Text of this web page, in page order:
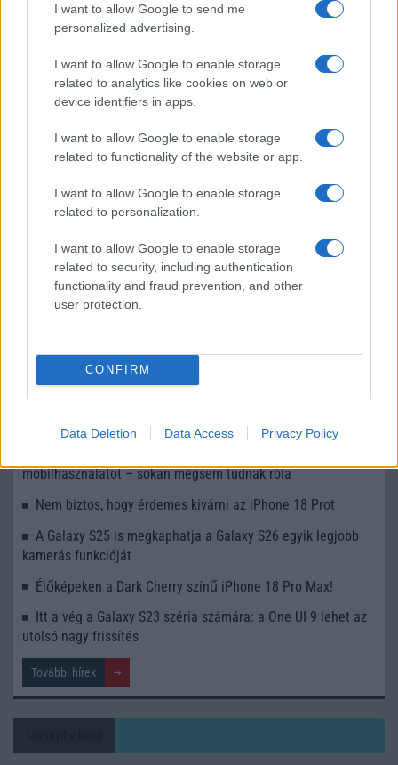
I want to allow Google to send me
personalized advertising.
I want to allow Google to enable storage
related to analytics like cookies on web or
device identifiers in apps.
I want to allow Google to enable storage
related to functionality of the website or app.
I want to allow Google to enable storage
related to personalization.
I want to allow Google to enable storage
related to security, including authentication
functionality and fraud prevention, and other
user protection.
CONFIRM
Data Deletion Data Access Privacy Policy
A Samsung túlteljesítette a menetrendet: már a régebbi
Galaxy modellek is megkapták az Android 16-os frissítést
One UI 8: Apró, de ütős frissítések a Samsung telefonokon
Ezen a héten indul a One UI 9 béta a Samsung Galaxy S26
Jelentős drágulás jöhet a Samsung Galaxy telefonoknál
LEGOLVASOTTABBAK
Számos népszerű Samsung Galaxy készülék kimarad a One
iPhone 18 bemutató dátum - ekkor rántja le a leplet az
Apple az új csúcsmobilokról
Az Android rejtett automatizmusai: hat funkció, amely
észrevétlenül könnyíti meg a mindennapokat
mobilhasználatot – sokan mégsem tudnak róla
Nem biztos, hogy érdemes kivárni az iPhone 18 Prot
A Galaxy S25 is megkaphatja a Galaxy S26 egyik legjobb
kamerás funkcióját
Élőképeken a Dark Cherry színű iPhone 18 Pro Max!
Itt a vég a Galaxy S23 széria számára: a One UI 9 lehet az
utolsó nagy frissítés
További hírek